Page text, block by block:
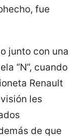
fue
junto con una
“N”, cuando
Renault
les
de que